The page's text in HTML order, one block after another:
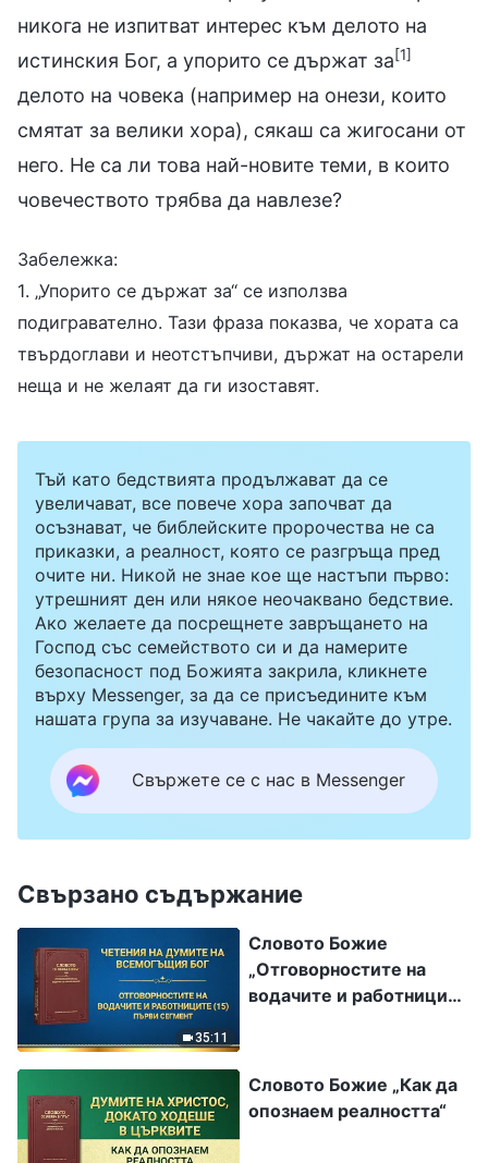
никога не изпитват интерес към делото на
истинския Бог, а упорито се държат за[1]
делото на човека (например на онези, които
смятат за велики хора), сякаш са жигосани от
него. Не са ли това най-новите теми, в които
човечеството трябва да навлезе?
Забележка:
1. „Упорито се държат за“ се използва
подигравателно. Тази фраза показва, че хората са
твърдоглави и неотстъпчиви, държат на остарели
неща и не желаят да ги изоставят.
Тъй като бедствията продължават да се
увеличават, все повече хора започват да
осъзнават, че библейските пророчества не са
приказки, а реалност, която се разгръща пред
очите ни. Никой не знае кое ще настъпи първо:
утрешният ден или някое неочаквано бедствие.
Ако желаете да посрещнете завръщането на
Господ със семейството си и да намерите
безопасност под Божията закрила, кликнете
върху Messenger, за да се присъедините към
нашата група за изучаване. Не чакайте до утре.
Свържете се с нас в Messenger
Свързано съдържание
35:11
Словото Божие
„Отговорностите на
водачите и работниците
Словото Божие „Как да
опознаем реалността“